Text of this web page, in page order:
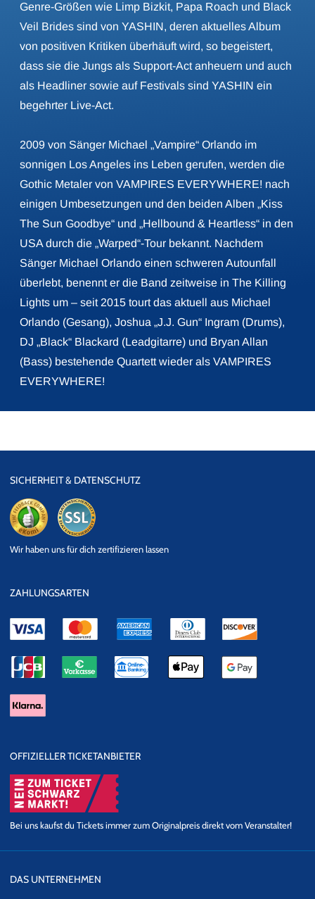
Genre-Größen wie Limp Bizkit, Papa Roach und Black
Veil Brides sind von YASHIN, deren aktuelles Album
von positiven Kritiken überhäuft wird, so begeistert,
dass sie die Jungs als Support-Act anheuern und auch
als Headliner sowie auf Festivals sind YASHIN ein
begehrter Live-Act.
2009 von Sänger Michael „Vampire“ Orlando im
sonnigen Los Angeles ins Leben gerufen, werden die
Gothic Metaler von VAMPIRES EVERYWHERE! nach
einigen Umbesetzungen und den beiden Alben „Kiss
The Sun Goodbye“ und „Hellbound & Heartless“ in den
USA durch die „Warped“-Tour bekannt. Nachdem
Sänger Michael Orlando einen schweren Autounfall
überlebt, benennt er die Band zeitweise in The Killing
Lights um – seit 2015 tourt das aktuell aus Michael
Orlando (Gesang), Joshua „J.J. Gun“ Ingram (Drums),
DJ „Black“ Blackard (Leadgitarre) und Bryan Allan
(Bass) bestehende Quartett wieder als VAMPIRES
EVERYWHERE!
SICHERHEIT & DATENSCHUTZ
Datensicherheit
Wir haben uns für dich zertifizieren lassen
ZAHLUNGSARTEN
OFFIZIELLER TICKETANBIETER
Bei uns kaufst du Tickets immer zum Originalpreis direkt vom Veranstalter!
DAS UNTERNEHMEN